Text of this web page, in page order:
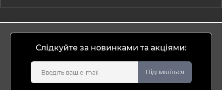
Слідкуйте за новинками та акціями:
Підпишіться